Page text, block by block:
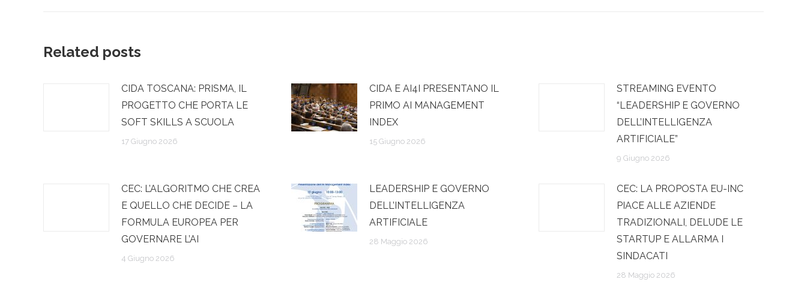
Related posts
CIDA TOSCANA: PRISMA, IL
PROGETTO CHE PORTA LE
SOFT SKILLS A SCUOLA
17 Giugno 2026
CIDA E AI4I PRESENTANO IL
PRIMO AI MANAGEMENT
INDEX
15 Giugno 2026
STREAMING EVENTO
“LEADERSHIP E GOVERNO
DELL’INTELLIGENZA
ARTIFICIALE”
9 Giugno 2026
CEC: L’ALGORITMO CHE CREA
E QUELLO CHE DECIDE – LA
FORMULA EUROPEA PER
GOVERNARE L’AI
4 Giugno 2026
LEADERSHIP E GOVERNO
DELL’INTELLIGENZA
ARTIFICIALE
28 Maggio 2026
CEC: LA PROPOSTA EU-INC
PIACE ALLE AZIENDE
TRADIZIONALI, DELUDE LE
STARTUP E ALLARMA I
SINDACATI
28 Maggio 2026